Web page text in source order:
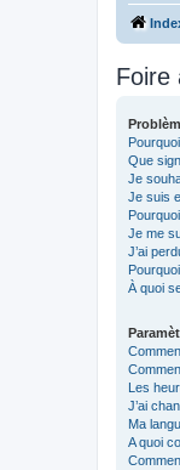
Foire
Que
Je
Je suis
Je me
J’ai
À quoi
Les
J’ai
Ma
A quoi